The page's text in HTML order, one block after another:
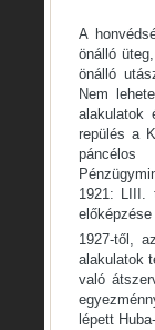
A
önálló
önálló
Nem
alakulatok
repülés a
páncélos
1921: LIII.
1927-től,
alakulatok
való
lépett